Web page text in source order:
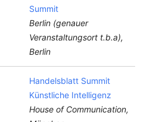
Summit
Berlin (genauer
Veranstaltungsort t.b.a),
Berlin
Handelsblatt Summit
Künstliche Intelligenz
House of Communication,